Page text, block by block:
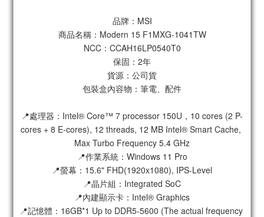
品牌：MSI
商品名稱：Modern 15 F1MXG-1041TW
NCC：CCAH16LP0540T0
保固：2年
貨源：公司貨
包裝盒內容物：筆電、配件
📍處理器：Intel® Core™ 7 processor 150U，10 cores (2 P-
cores + 8 E-cores), 12 threads, 12 MB Intel® Smart Cache,
Max Turbo Frequency 5.4 GHz
📍作業系統：Windows 11 Pro
📍螢幕：15.6" FHD(1920x1080), IPS-Level
📍晶片組：Integrated SoC
📍內建顯示卡：Intel® Graphics
📍記憶體：16GB*1 Up to DDR5-5600 (The actual frequency